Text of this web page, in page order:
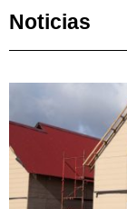
Noticias